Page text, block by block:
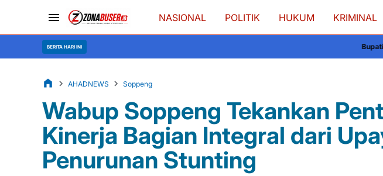
NASIONAL POLITIK HUKUM KRIMINAL
BERITA HARI INI Bupati Soppeng Sambut
AHADNEWS Soppeng
Wabup Soppeng Tekankan
Kinerja Bagian Integral dari
Penurunan Stunting